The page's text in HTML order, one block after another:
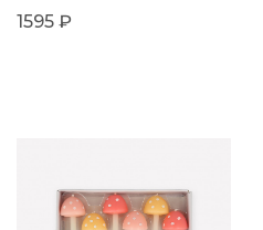
1595 ₽